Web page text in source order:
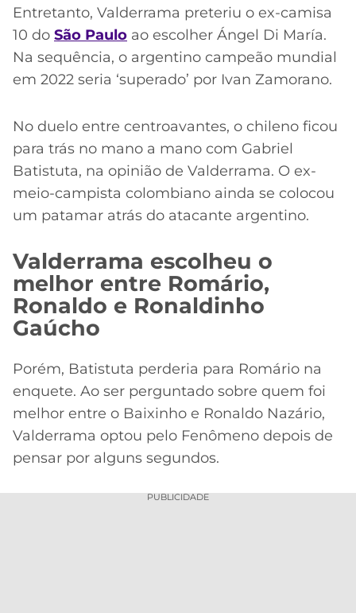
Entretanto, Valderrama preteriu o ex-camisa
10 do São Paulo ao escolher Ángel Di María.
Na sequência, o argentino campeão mundial
em 2022 seria ‘superado’ por Ivan Zamorano.
No duelo entre centroavantes, o chileno ficou
para trás no mano a mano com Gabriel
Batistuta, na opinião de Valderrama. O ex-
meio-campista colombiano ainda se colocou
um patamar atrás do atacante argentino.
Valderrama escolheu o
melhor entre Romário,
Ronaldo e Ronaldinho
Gaúcho
Porém, Batistuta perderia para Romário na
enquete. Ao ser perguntado sobre quem foi
melhor entre o Baixinho e Ronaldo Nazário,
Valderrama optou pelo Fenômeno depois de
pensar por alguns segundos.
PUBLICIDADE